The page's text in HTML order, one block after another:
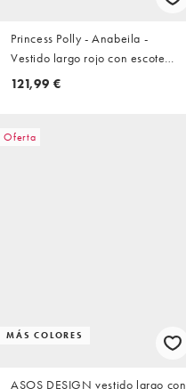
Princess Polly - Anabeila -
Vestido largo rojo con escote
Bardot y detalle retorcido en la
121,99 €
Oferta
MÁS COLORES
ASOS DESIGN vestido largo con